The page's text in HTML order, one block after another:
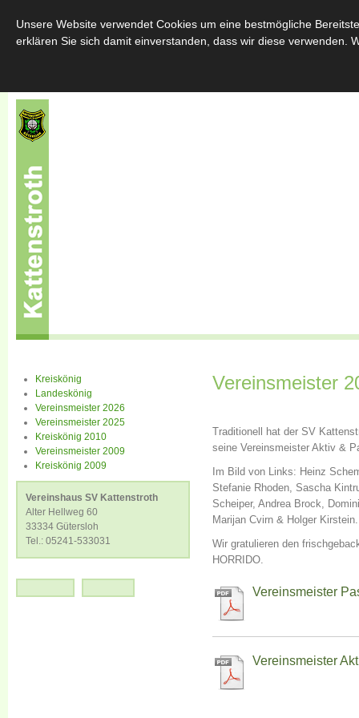
Home Über uns Schützenfest Throngemeinschaften
Kreiskönig
Landeskönig
Vereinsmeister 2026
Vereinsmeister 2025
Kreiskönig 2010
Vereinsmeister 2009
Kreiskönig 2009
Vereinshaus SV Kattenstroth
Alter Hellweg 60
33334 Gütersloh
Tel.: 05241-533031
Vereinsmeister
Traditionell hat der SV
seine Vereinsmeister Aktiv &
Im Bild von Links: Heinz
Stefanie Rhoden, Sascha
Scheiper, Andrea Brock,
Marijan Cvirn & Holger Kirstein.
Wir gratulieren den
HORRIDO.
Vereinsmeister
Vereinsmeister
Unsere Website verwendet Cookies um eine bestmögliche
erklären Sie sich damit einverstanden, dass wir diese verwenden.